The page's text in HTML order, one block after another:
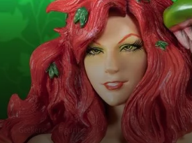
Geekerie Figurine